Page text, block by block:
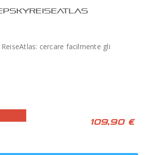
cercare facilmente gli
109,90 €